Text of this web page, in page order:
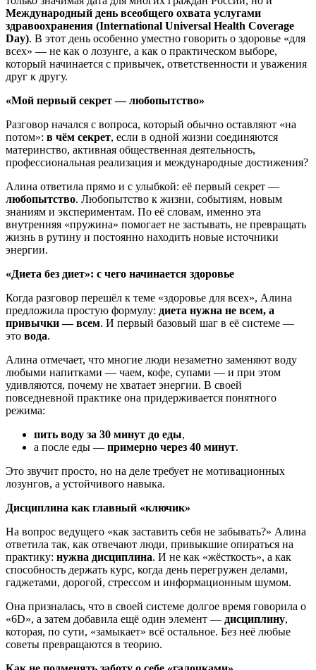
Международный день всеобщего охвата услугами
здравоохранения (International Universal Health Coverage
Day). В этот день особенно уместно говорить о здоровье «для
всех» — не как о лозунге, а как о практическом выборе,
который начинается с привычек, ответственности и уважения
друг к другу.
«Мой первый секрет — любопытство»
Разговор начался с вопроса, который обычно оставляют «на
потом»: в чём секрет, если в одной жизни соединяются
материнство, активная общественная деятельность,
профессиональная реализация и международные достижения?
Алина ответила прямо и с улыбкой: её первый секрет —
любопытство. Любопытство к жизни, событиям, новым
знаниям и экспериментам. По её словам, именно эта
внутренняя «пружина» помогает не застывать, не превращать
жизнь в рутину и постоянно находить новые источники
энергии.
«Диета без диет»: с чего начинается здоровье
Когда разговор перешёл к теме «здоровье для всех», Алина
предложила простую формулу: диета нужна не всем, а
привычки — всем. И первый базовый шаг в её системе —
это вода.
Алина отмечает, что многие люди незаметно заменяют воду
любыми напитками — чаем, кофе, супами — и при этом
удивляются, почему не хватает энергии. В своей
повседневной практике она придерживается понятного
режима:
пить воду за 30 минут до еды,
а после еды — примерно через 40 минут.
Это звучит просто, но на деле требует не мотивационных
лозунгов, а устойчивого навыка.
Дисциплина как главный «ключик»
На вопрос ведущего «как заставить себя не забывать?» Алина
ответила так, как отвечают люди, привыкшие опираться на
практику: нужна дисциплина. И не как «жёсткость», а как
способность держать курс, когда день перегружен делами,
гаджетами, дорогой, стрессом и информационным шумом.
Она призналась, что в своей системе долгое время говорила о
«6D», а затем добавила ещё один элемент — дисциплину,
которая, по сути, «замыкает» всё остальное. Без неё любые
советы превращаются в теорию.